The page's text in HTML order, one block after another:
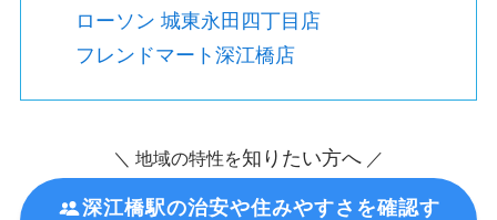
ローソン 城東永田四丁目店
フレンドマート深江橋店
＼ 地域の特性を知りたい方へ ／
深江橋駅の治安や住みやすさを確認す